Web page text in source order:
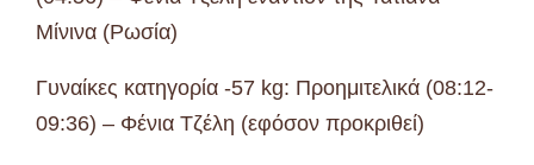
Μίνινα (Ρωσία)
Γυναίκες κατηγορία -57 kg: Προημιτελικά (08:12-
09:36) – Φένια Τζέλη (εφόσον προκριθεί)